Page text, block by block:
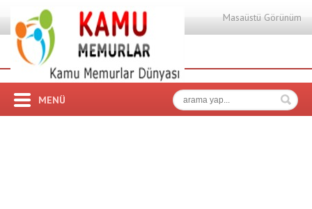
Masaüstü Görünüm
MENÜ